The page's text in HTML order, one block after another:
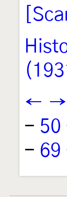
← →
- 50
- 69